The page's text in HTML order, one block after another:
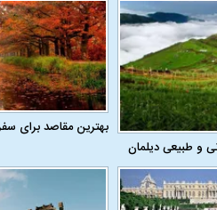
و طبیعی دیلمان
بهترین مقاصد برای
یک سلسله |
شاه در ایران
ریشه‌های عزاداری ماه
و تاریخ ایران